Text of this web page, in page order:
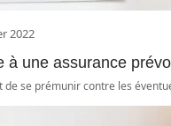
2022
à une assurance
de se prémunir contre les